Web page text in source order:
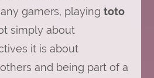
gamers, playing toto
simply about
it is about
and being part of a